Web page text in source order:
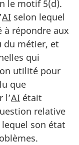
le motif 5(d).
AI selon lequel
à répondre aux
du métier, et
qui
utilité pour
que
l’AI était
relative
son état